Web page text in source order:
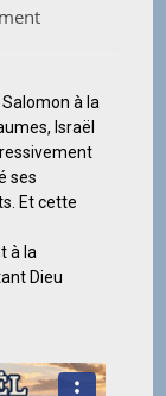
Salomon à la
Israël
ses
Et cette
à la
Dieu